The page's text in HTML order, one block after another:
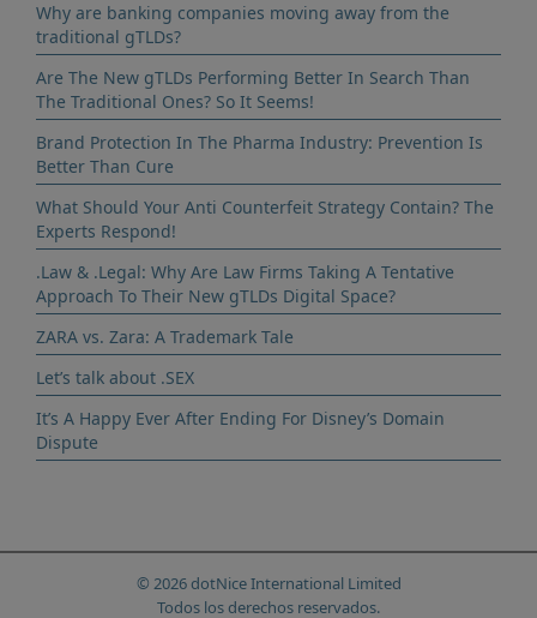
Why are banking companies moving away from the
traditional gTLDs?
Are The New gTLDs Performing Better In Search Than
The Traditional Ones? So It Seems!
Brand Protection In The Pharma Industry: Prevention Is
Better Than Cure
What Should Your Anti Counterfeit Strategy Contain? The
Experts Respond!
.Law & .Legal: Why Are Law Firms Taking A Tentative
Approach To Their New gTLDs Digital Space?
ZARA vs. Zara: A Trademark Tale
Let’s talk about .SEX
It’s A Happy Ever After Ending For Disney’s Domain
Dispute
© 2026 dotNice International Limited
Todos los derechos reservados.